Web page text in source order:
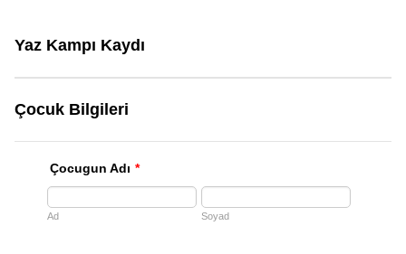
Yaz Kampı Kaydı
Çocuk Bilgileri
Çocugun Adı *
Ad Soyad